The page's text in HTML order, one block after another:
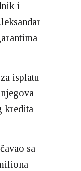
i
isplatu
kredita
sa